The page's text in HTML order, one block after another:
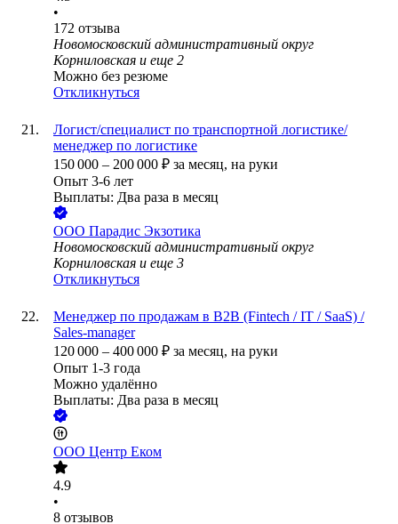
•
172 отзыва
Новомосковский административный округ
Корниловская и еще 2
Можно без резюме
Откликнуться
Логист/специалист по транспортной логистике/
менеджер по логистике
150 000 – 200 000 ₽ за месяц, на руки
Опыт 3-6 лет
Выплаты: Два раза в месяц
ООО Парадис Экзотика
Новомосковский административный округ
Корниловская и еще 3
Откликнуться
Менеджер по продажам в B2B (Fintech / IT / SaaS) /
Sales-manager
120 000 – 400 000 ₽ за месяц, на руки
Опыт 1-3 года
Можно удалённо
Выплаты: Два раза в месяц
ООО Центр Еком
4.9
•
8 отзывов